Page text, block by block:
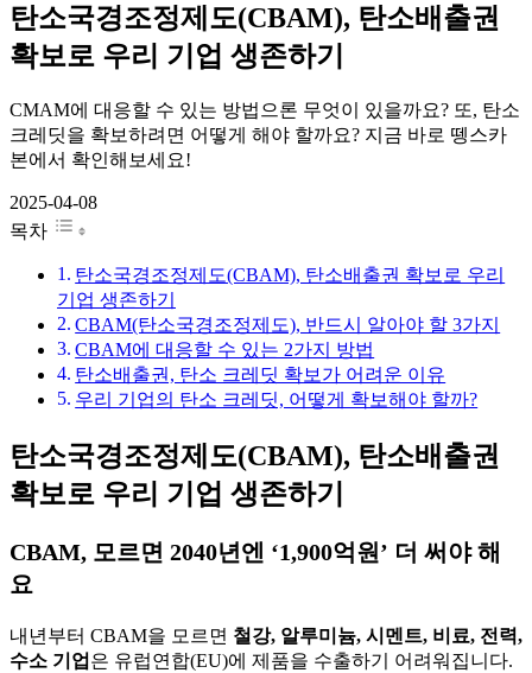
탄소국경조정제도(CBAM), 탄소배출권
확보로 우리 기업 생존하기
CMAM에 대응할 수 있는 방법으론 무엇이 있을까요? 또, 탄소
크레딧을 확보하려면 어떻게 해야 할까요? 지금 바로 뗑스카
본에서 확인해보세요!
2025-04-08
목차
탄소국경조정제도(CBAM), 탄소배출권 확보로 우리
기업 생존하기
CBAM(탄소국경조정제도), 반드시 알아야 할 3가지
CBAM에 대응할 수 있는 2가지 방법
탄소배출권, 탄소 크레딧 확보가 어려운 이유
우리 기업의 탄소 크레딧, 어떻게 확보해야 할까?
탄소국경조정제도(CBAM), 탄소배출권
확보로 우리 기업 생존하기
CBAM, 모르면 2040년엔 ‘1,900억원’ 더 써야 해
요
내년부터 CBAM을 모르면 철강, 알루미늄, 시멘트, 비료, 전력,
수소 기업 은 유럽연합(EU)에 제품을 수출하기 어려워집니다.